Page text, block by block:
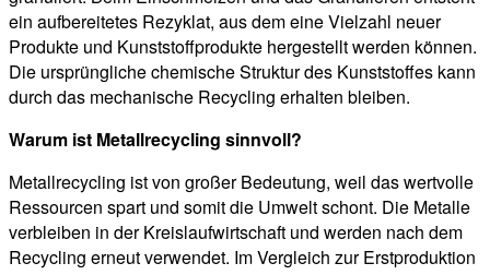
ein aufbereitetes Rezyklat, aus dem eine Vielzahl neuer
Produkte und Kunststoffprodukte hergestellt werden können.
Die ursprüngliche chemische Struktur des Kunststoffes kann
durch das mechanische Recycling erhalten bleiben.
Warum ist Metallrecycling sinnvoll?
Metallrecycling ist von großer Bedeutung, weil das wertvolle
Ressourcen spart und somit die Umwelt schont. Die Metalle
verbleiben in der Kreislaufwirtschaft und werden nach dem
Recycling erneut verwendet. Im Vergleich zur Erstproduktion